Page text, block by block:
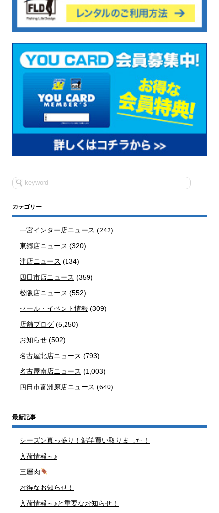
カテゴリー
一宮インター店ニュース (242)
東郷店ニュース (320)
津店ニュース (134)
四日市店ニュース (359)
松阪店ニュース (552)
セール・イベント情報 (309)
店舗ブログ (5,250)
お知らせ (502)
名古屋北店ニュース (793)
名古屋南店ニュース (1,003)
四日市富洲原店ニュース (640)
最新記事
シーズン真っ盛り！鮎竿買い取りました！
入荷情報～♪
三層肉
お得なお知らせ！
入荷情報～♪と重要なお知らせ！